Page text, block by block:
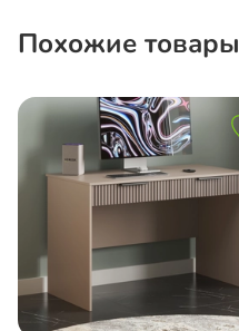
Похожие товары